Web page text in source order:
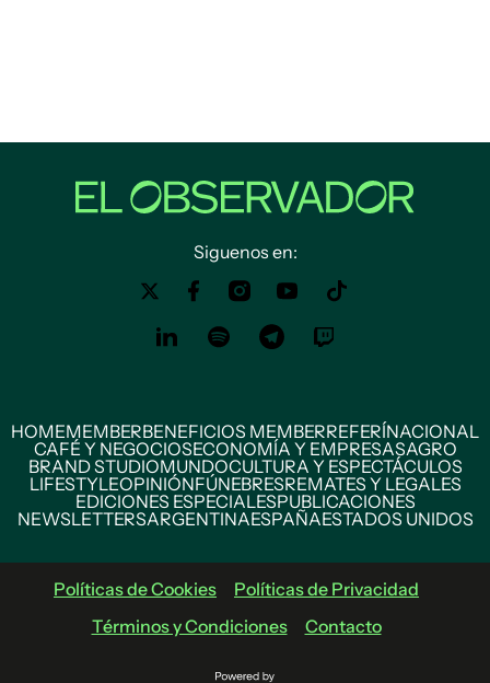
Siguenos en:
HOMEMEMBERBENEFICIOS MEMBERREFERÍNACIONAL
CAFÉ Y NEGOCIOSECONOMÍA Y EMPRESASAGRO
BRAND STUDIOMUNDOCULTURA Y ESPECTÁCULOS
LIFESTYLEOPINIÓNFÚNEBRESREMATES Y LEGALES
EDICIONES ESPECIALESPUBLICACIONES
NEWSLETTERSARGENTINAESPAÑAESTADOS UNIDOS
Políticas de Cookies
Políticas de Privacidad
Términos y Condiciones
Contacto